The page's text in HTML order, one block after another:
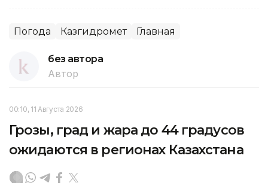
Погода Казгидромет Главная
без автора
Автор
00:10, 11 Августа 2026
Грозы, град и жара до 44 градусов
ожидаются в регионах Казахстана